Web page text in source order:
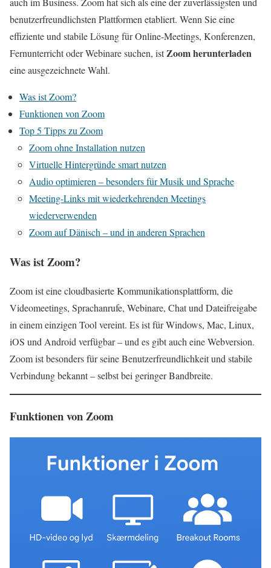
benutzerfreundlichsten Plattformen etabliert. Wenn Sie eine
effiziente und stabile Lösung für Online-Meetings, Konferenzen,
Fernunterricht oder Webinare suchen, istZoom herunterladen
eine ausgezeichnete Wahl.
Was ist Zoom?
Funktionen von Zoom
Top 5 Tipps zu Zoom
Zoom ohne Installation nutzen
Virtuelle Hintergründe smart nutzen
Audio optimieren – besonders für Musik und Sprache
Meeting-Links mit wiederkehrenden Meetings
wiederverwenden
Zoom auf Dänisch – und in anderen Sprachen
Was ist Zoom?
Zoom ist eine cloudbasierte Kommunikationsplattform, die
Videomeetings, Sprachanrufe, Webinare, Chat und Dateifreigabe
in einem einzigen Tool vereint. Es ist für Windows, Mac, Linux,
iOS und Android verfügbar – und es gibt auch eine Webversion.
Zoom ist besonders für seine Benutzerfreundlichkeit und stabile
Verbindung bekannt – selbst bei geringer Bandbreite.
Funktionen von Zoom